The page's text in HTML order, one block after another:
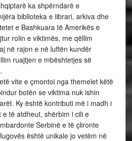
ka shpërndarë e
biblioteka e librari, arkiva dhe
e Bashkuara të Amerikës e
rolin e viktimës, me qëllim
në rajon e në luftën kundër
ruajtjen e mbështetjes së
vite e çmontoi nga themelet këtë
botën se viktima nuk ishin
Ky është kontributi më i madh i
të atdheut, shërbim i cili e
Serbinë e të çlironte
është unikale jo vetëm në